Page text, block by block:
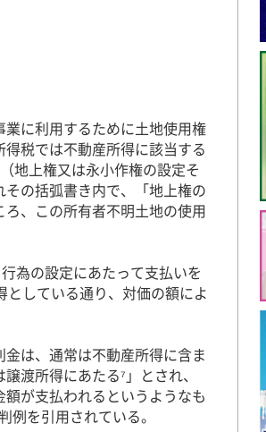
に利用するために土地使用権
税では不動産所得に該当する
地上権又は永小作権の設定そ
の括弧書き内で、「地上権の
、この所有者不明土地の使用
為の設定にあたって支払いを
している通り、対価の額によ
は、通常は不動産所得に含ま
渡所得にあたる⁷」とされ、
が支払われるというようなも
を引用されている。